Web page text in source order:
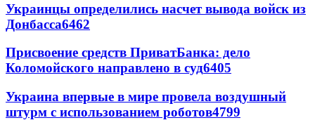
Украинцы определились насчет вывода войск из
Донбасса6462
Присвоение средств ПриватБанка: дело
Коломойского направлено в суд6405
Украина впервые в мире провела воздушный
штурм с использованием роботов4799